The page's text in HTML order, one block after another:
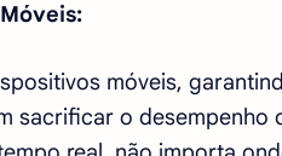
móveis,
sacrificar o